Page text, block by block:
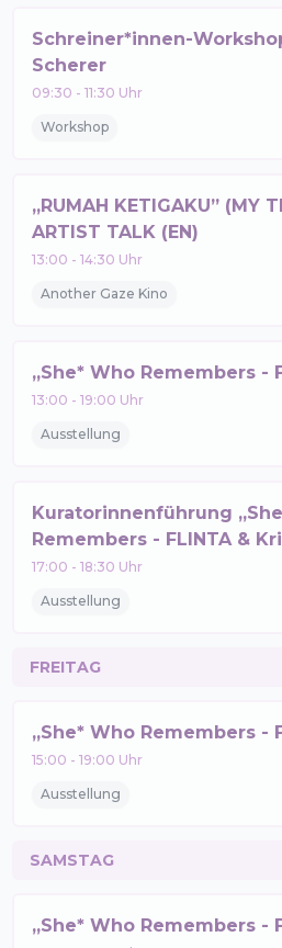
Schreiner*innen-
Scherer
09:30 -11:30 Uhr
Workshop
„RUMAH KETIGAKU” (MY
ARTIST TALK (EN)
13:00 -14:30 Uhr
Another Gaze Kino
„She* Who Remembers -
13:00 -19:00 Uhr
Ausstellung
Kuratorinnenführung
Remembers - FLINTA &
17:00 -18:30 Uhr
Ausstellung
FREITAG
„She* Who Remembers -
15:00 -19:00 Uhr
Ausstellung
SAMSTAG
„She* Who Remembers -